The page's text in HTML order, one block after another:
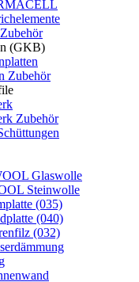
(GKB)
Zubehör
Zubehör
Glaswolle
Steinwolle
(035)
(040)
(032)